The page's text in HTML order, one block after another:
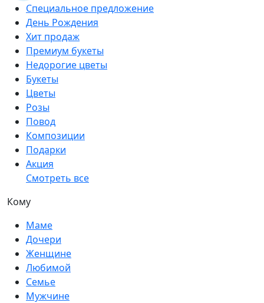
Специальное предложение
День Рождения
Хит продаж
Премиум букеты
Недорогие цветы
Букеты
Цветы
Розы
Повод
Композиции
Подарки
Акция
Смотреть все
Кому
Маме
Дочери
Женщине
Любимой
Семье
Мужчине